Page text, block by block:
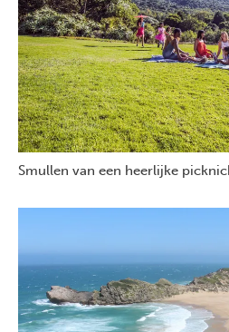
Smullen van een heerlijke